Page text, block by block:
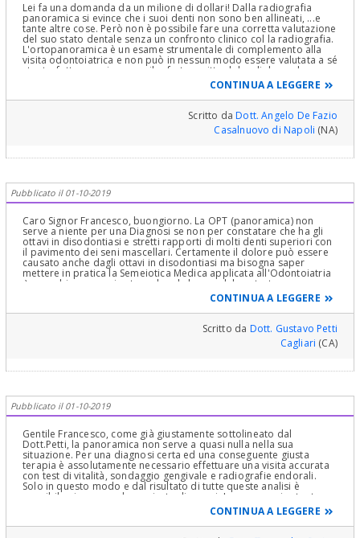
Lei fa una domanda da un milione di dollari! Dalla radiografia
panoramica si evince che i suoi denti non sono ben allineati, ...e
tante altre cose. Però non è possibile fare una corretta valutazione
del suo stato dentale senza un confronto clinico col la radiografia.
L'ortopanoramica è un esame strumentale di complemento alla
visita odontoiatrica e non può in nessun modo essere valutata a sé
stante, fatta eccezione per il referto scritto del radiologo che
esclude o meno la presenza di lesioni evidenti. Se il suo dentista
non le ha dato soddisfazione e se lei continua a soffrire di mal di
denti, provi ad andare da un altro professionista. Cordiali saluti.
CONTINUA A LEGGERE
Scritto daDott. Angelo De Fazio
Casalnuovo di Napoli (NA)
Pubblicato il 01-10-2019
Caro Signor Francesco, buongiorno. La OPT (panoramica) non
serve a niente per una Diagnosi se non per constatare che ha gli
ottavi in disodontiasi e stretti rapporti di molti denti superiori con
il pavimento dei seni mascellari. Certamente il dolore può essere
causato anche dagli ottavi in disodontiasi ma bisogna saper
mettere in pratica la Semeiotica Medica applicata all'Odontoiatria
:) e non bisogna mai estrapolare la bocca dal contesto
dell'organismo intero perché bisogna avere basi di Clinica Medica
non comuni per scoprire per esempio se ci fossero delle Sinalgie
ossia dei sintomi, detti sinalgie, che praticamente, per incapacità
del nucleo caudato del cervello a cui arrivano tutti gli stimoli
dolorosi di una metà della bocca, possono provenire non dal
dente in causa ma da denti o parodonto anche lontano o
Le carie sono quasi sempre visibili oggettivamente dal Dentista.
Basta avere l'occhio esercitato per riconoscere e valutare
cambiamenti di traslucentezza o di opalescenza in corrispondenza
proprio delle creste marginali mesiali e distali che sono
l'espressione appunto di carie interprossimali (che sembra che
non si vedano)! Qualsiasi Dentista che faccia Odontoiatria di
Qualità sa riconoscere queste carie. la Diagnosi è Clinica
valutando la traslucentezza dello smalto e la presenza di porosità
con lo specillo ed altro, quindi stia e sia Serena. Si faccia spiegare
Igiene Orale Professionale con anche Curetage e Scaling e Root
Planing ogni tre mesi, in Studio. Si faccia visitare per un consulto,
riguardo alle gengive ed al parodonto ed alla Gnatologia della sua
CONTINUA A LEGGERE
Scritto da Dott. Gustavo Petti
Cagliari (CA)
Pubblicato il 01-10-2019
Gentile Francesco, come già giustamente sottolineato dal
Dott.Petti, la panoramica non serve a quasi nulla nella sua
situazione. Per una diagnosi certa ed una conseguente giusta
terapia è assolutamente necessario effettuare una visita accurata
con test di vitalità, sondaggio gengivale e radiografie endorali.
Solo in questo modo e dal risultato di tutte queste analisi è
possibile giungere ad una giusta diagnosi. La panoramica tanto
prescritta facilmente ed in maniera disinvolta purtroppo ha poca
importanza e non ci fornisce tutti i dati necessari da sola ed anzi in
molti casi non serve a nulla. Purtroppo, e lo sottolineo per farla
CONTINUA A LEGGERE